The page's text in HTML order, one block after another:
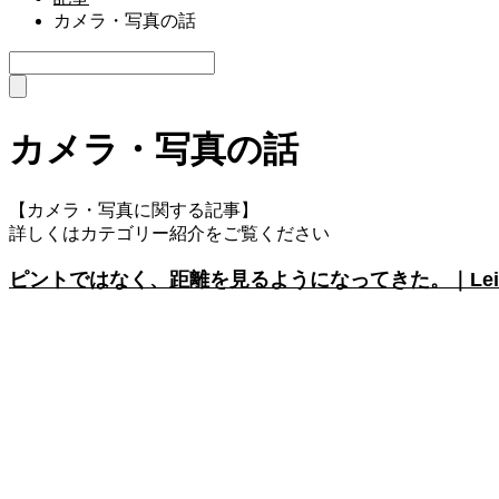
カメラ・写真の話
カメラ・写真の話
【カメラ・写真に関する記事】
詳しくはカテゴリー紹介をご覧ください
ピントではなく、距離を見るようになってきた。｜